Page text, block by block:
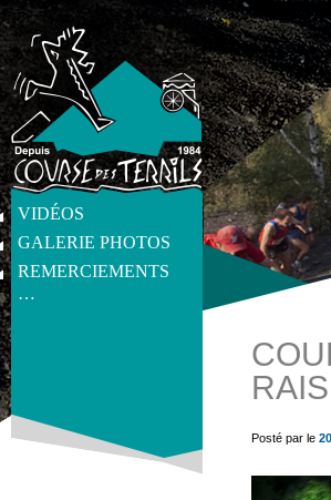
VIDÉOS
GALERIE PHOTOS
REMERCIEMENTS
…
get_post_meta(get_the_ID(), 'thumb', true)
Posté par le